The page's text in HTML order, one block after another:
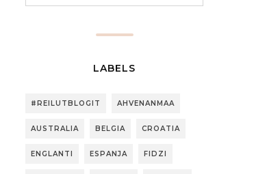
LABELS
#REILUTBLOGIT AHVENANMAA
AUSTRALIA BELGIA CROATIA
ENGLANTI ESPANJA FIDZI